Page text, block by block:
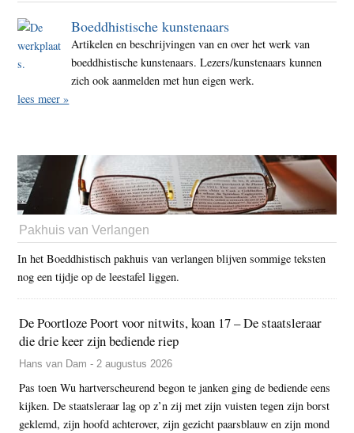
Boeddhistische kunstenaars
Artikelen en beschrijvingen van en over het werk van
boeddhistische kunstenaars. Lezers/kunstenaars kunnen
zich ook aanmelden met hun eigen werk.
lees meer »
Pakhuis van Verlangen
In het Boeddhistisch pakhuis van verlangen blijven sommige teksten
nog een tijdje op de leestafel liggen.
De Poortloze Poort voor nitwits, koan 17 – De staatsleraar
die drie keer zijn bediende riep
Hans van Dam - 2 augustus 2026
Pas toen Wu hartverscheurend begon te janken ging de bediende eens
kijken. De staatsleraar lag op z’n zij met zijn vuisten tegen zijn borst
geklemd, zijn hoofd achterover, zijn gezicht paarsblauw en zijn mond